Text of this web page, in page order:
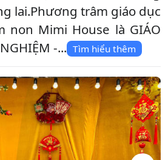
lai.Phương trâm giáo dục
non Mimi House là GIÁO
-... Tìm hiểu thêm